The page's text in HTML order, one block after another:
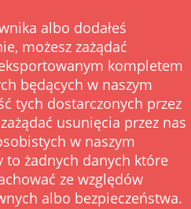
albo dodałeś
możesz zażądać
kompletem
będących w naszym
tych dostarczonych przez
usunięcia przez nas
w naszym
to żadnych danych które
ze względów
albo bezpieczeństwa.